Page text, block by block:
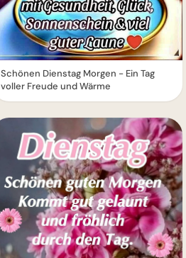
Schönen Dienstag Morgen - Ein Tag
voller Freude und Wärme